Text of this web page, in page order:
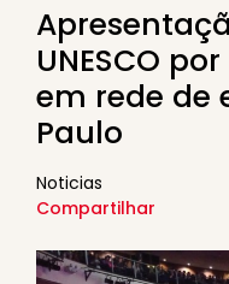
UNESCO
em rede de
Paulo
Noticias
Compartilhar